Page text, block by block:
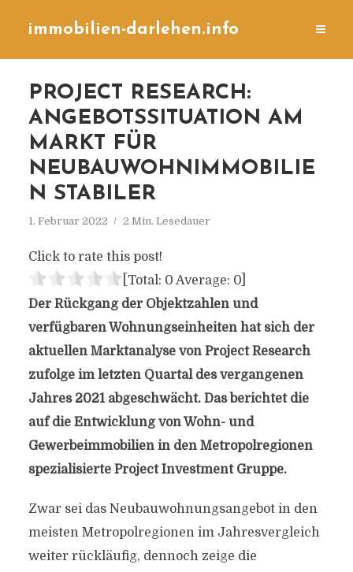
immobilien-darlehen.info
PROJECT RESEARCH:
ANGEBOTSSITUATION AM
MARKT FÜR
NEUBAUWOHNIMMOBILIE
N STABILER
1. Februar 2022 2 Min. Lesedauer
Click to rate this post!
[Total: 0 Average: 0]
Der Rückgang der Objektzahlen und
verfügbaren Wohnungseinheiten hat sich der
aktuellen Marktanalyse von Project Research
zufolge im letzten Quartal des vergangenen
Jahres 2021 abgeschwächt. Das berichtet die
auf die Entwicklung von Wohn- und
Gewerbeimmobilien in den Metropolregionen
spezialisierte Project Investment Gruppe.
Zwar sei das Neubauwohnungsangebot in den
meisten Metropolregionen im Jahresvergleich
weiter rückläufig, dennoch zeige die